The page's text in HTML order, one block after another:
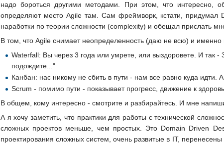
надо бороться другими методами. При этом, что интересно,
определяют место Agile там. Сам фреймворк, кстати, придумал
наработки по теории сложности (complexity) и обещал прислать
В том, что Agile снимает неопределенность (даю не всю) и
Waterfall: Вы через 3 года или умрете, или выздоровете. И так -
подождите..."
Канбан: нас никому не сбить в пути - нам все равно куда идти.
Scrum - помимо пути - показывает прогресс, движение к
В общем, кому интересно - смотрите и разбирайтесь. И мне
А я хочу заметить, что практики для работы с технической
сложных проектов меньше, чем простых. Это Domain Driven
проектирования сложных систем, очень развитые в IT,